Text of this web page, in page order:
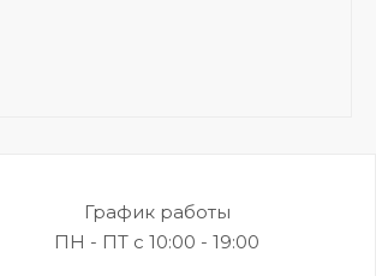
График работы
ПН - ПТ с 10:00 - 19:00